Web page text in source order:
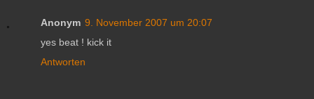
Anonym 9. November 2007 um 20:07
yes beat ! kick it
Antworten